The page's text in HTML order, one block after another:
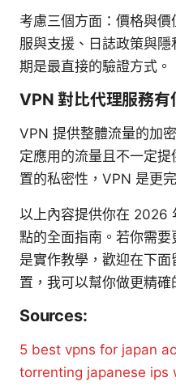
考慮三個方面：價格與
服與支援、日誌政策與
期是最直接的驗證方式。
VPN 對比代理服務有
VPN 提供整體流量的加
定應用的流量且不一定
置的私密性，VPN 是更
以上內容提供你在 2026
點的全面指南。若你需
是實作教學，歡迎在下
置，我可以幫你做更精確
Sources:
5 best vpns for japan
torrenting japanese ips